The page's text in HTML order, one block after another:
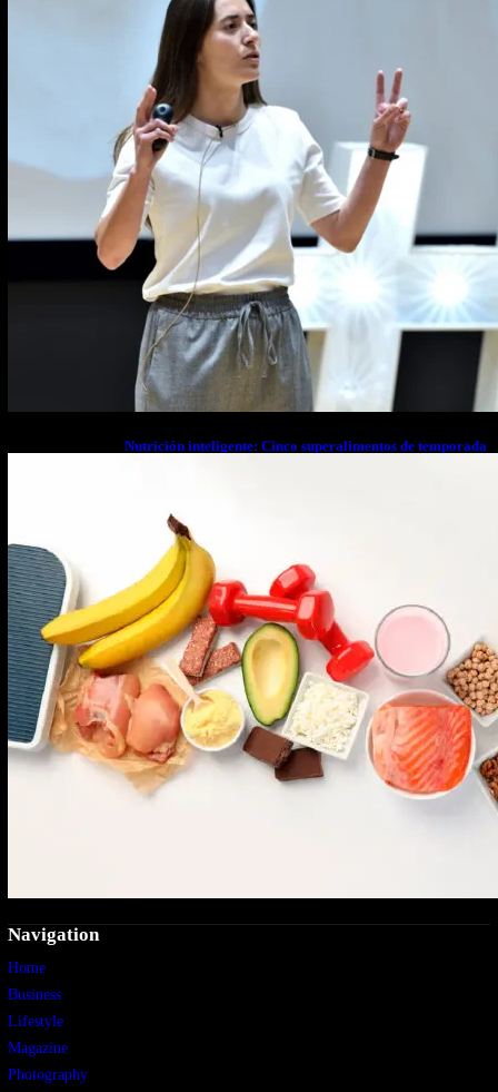
Nutrición inteligente: Cinco superalimentos de temporada
Navigation
Home
Business
Lifestyle
Magazine
Photography